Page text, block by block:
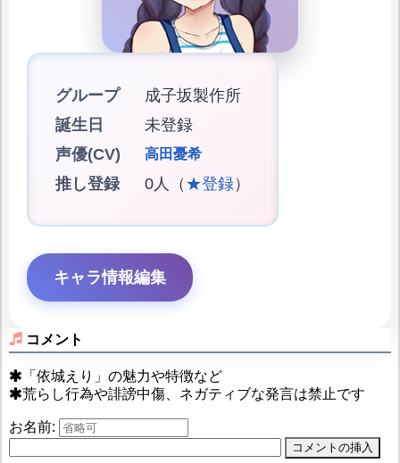
グループ
成子坂製作所
誕生日
未登録
声優(CV)
高田憂希
推し登録 0人（ ★登録）
キャラ情報編集
コメント
「依城えり」の魅力や特徴など
荒らし行為や誹謗中傷、ネガティブな発言は禁止です
お名前: